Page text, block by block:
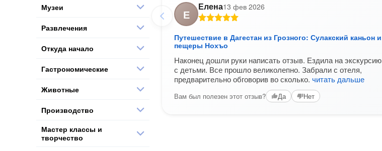
Е
Елена13 фев 2026
Путешествие в Дагестан из Грозного: Сулакский каньон и
пещеры Нохъо
Наконец дошли руки написать отзыв. Ездила на экскурсию
с детьми. Все прошло великолепно. Забрали с отеля,
предварительно обговорив во сколько. читать дальше
Вам был полезен этот отзыв? Да Нет
Музеи
Развлечения
Откуда начало
Гастрономические
Животные
Производство
Мастер классы и
творчество